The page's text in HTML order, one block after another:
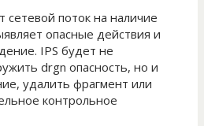
сетевой поток на наличие
опасные действия и
IPS будет не
drgn опасность, но и
удалить фрагмент или
контрольное